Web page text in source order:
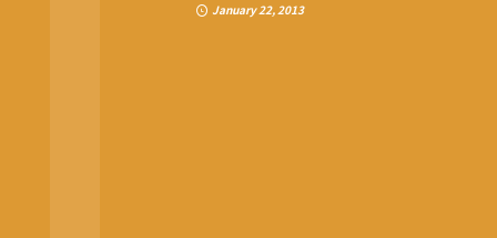
January 22, 2013